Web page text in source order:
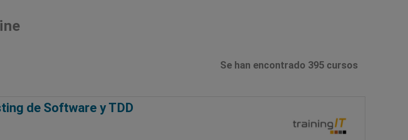
Se han encontrado 395 cursos
de Software y TDD